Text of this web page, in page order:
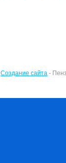
Создание сайта -